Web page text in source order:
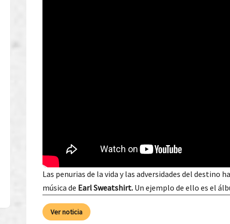
Las penurias de la vida y las adversidades del destino
música de Earl Sweatshirt. Un ejemplo de ello es el
Ver noticia